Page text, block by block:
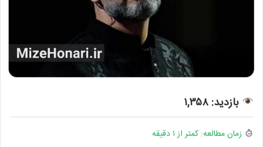
بازدید: ۱,۳۵۸
زمان مطالعه: کمتر از ۱ دقیقه